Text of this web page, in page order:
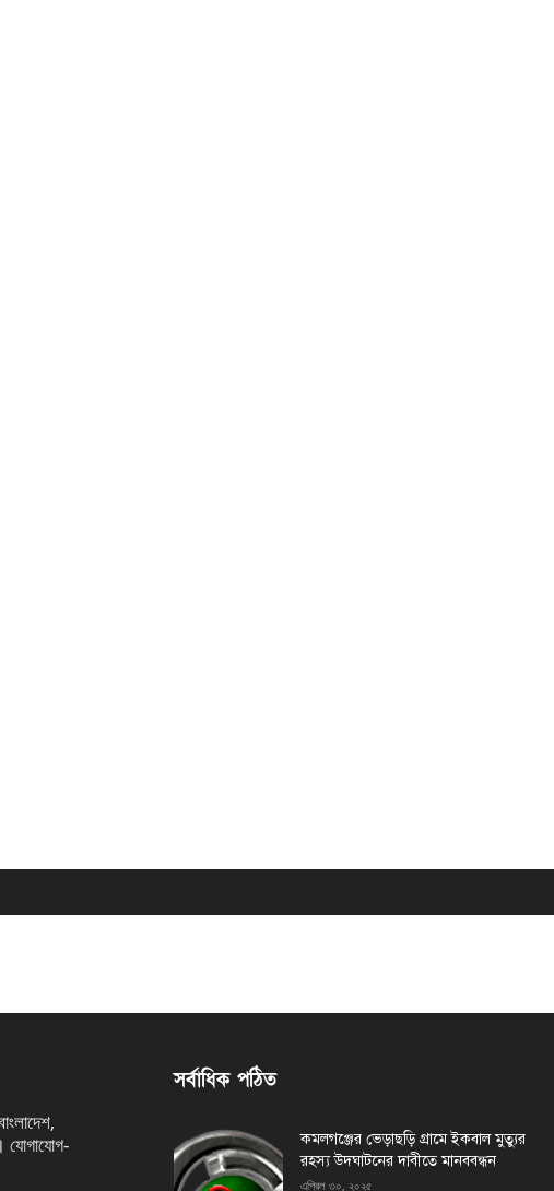
যোগাযোগ-
সর্বাধিক পঠিত
কমলগঞ্জের ভেড়াছড়ি গ্রামে ইকবাল মুত্যুর
রহস্য উদঘাটনের দাবীতে মানববন্ধন
এপ্রিল ৩০, ২০২৫